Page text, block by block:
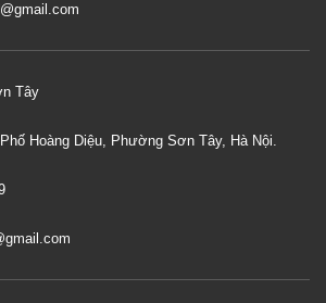
Tây
Hoàng Diệu, Phường Sơn Tây, Hà Nội.